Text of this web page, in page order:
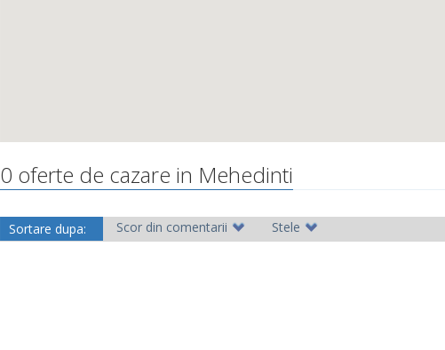
0 oferte de cazare in Mehedinti
Sortare dupa: Scor din comentarii Stele